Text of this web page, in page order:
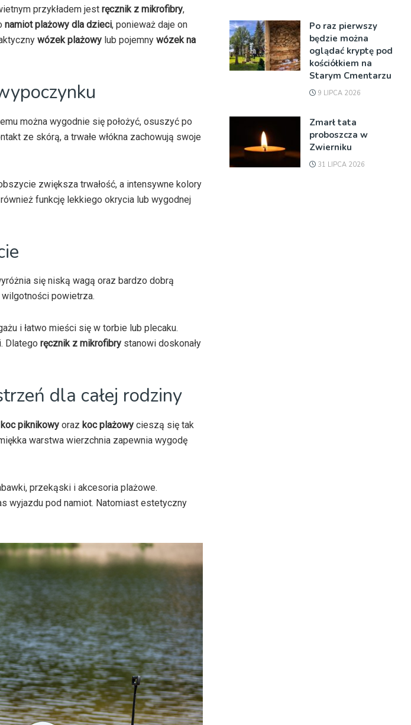
przykładem jest ręcznik z mikrofibry,
namiot plażowy dla dzieci, ponieważ daje on
wózek plażowy lub pojemny wózek na
można wygodnie się położyć, osuszyć po
ze skórą, a trwałe włókna zachowują swoje
zwiększa trwałość, a intensywne kolory
funkcję lekkiego okrycia lub wygodnej
się niską wagą oraz bardzo dobrą
wilgotności powietrza.
i łatwo mieści się w torbie lub plecaku.
Dlatego ręcznik z mikrofibry stanowi doskonały
dla całej rodziny
koc piknikowy oraz koc plażowy cieszą się tak
warstwa wierzchnia zapewnia wygodę
przekąski i akcesoria plażowe.
wyjazdu pod namiot. Natomiast estetyczny
Po raz pierwszy
będzie można
oglądać kryptę pod
kościółkiem na
Starym Cmentarzu
9 LIPCA 2026
Zmarł tata
proboszcza w
Zwierniku
31 LIPCA 2026